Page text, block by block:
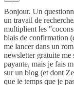
Bonjour. Un
un travail de
multiplient les
biais de confirmation
me lancer dans un
newsletter gratuite
payante, mais je fais
sur un blog (et dont
que le temps que je